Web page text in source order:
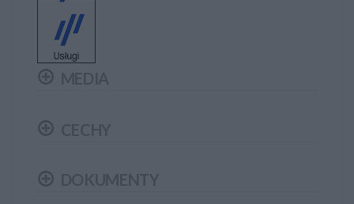
(1920 x 1080 pikseli), Quad HD (2560 x 1440 pikseli), oraz
4K Ultra HD (3840 x 2160 pikseli), co zapewnia wyraźny
obraz i szczegółowość. Niektóre modele wykorzystują
technologie jak IPS, LED, czy nawet technologię
jakość obrazu, kolorów i szerokie kąty widzenia.
takie jak tryb ochrony oczu (filtrowanie światła